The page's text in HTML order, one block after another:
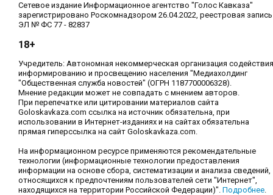
Сетевое издание Информационное агентство "Голос Кавказа"
зарегистрировано Роскомнадзором 26.04.2022, реестровая запись
ЭЛ № ФС 77 - 82837
18+
Учредитель: Автономная некоммерческая организация содействия
информированию и просвещению населения "Медиахолдинг
"Общественная служба новостей" (ОГРН 1187700006328).
Мнение редакции может не совпадать с мнением авторов.
При перепечатке или цитировании материалов сайта
Goloskavkaza.com ссылка на источник обязательна, при
использовании в Интернет-изданиях и на сайтах обязательна
прямая гиперссылка на сайт Goloskavkaza.com.
На информационном ресурсе применяются рекомендательные
технологии (информационные технологии предоставления
информации на основе сбора, систематизации и анализа сведений,
относящихся к предпочтениям пользователей сети "Интернет",
находящихся на территории Российской Федерации)". Подробнее.